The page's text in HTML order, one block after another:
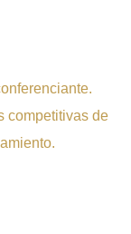
competitivas de